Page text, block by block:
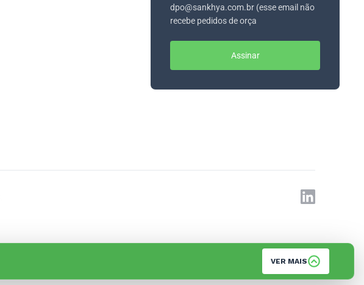
dpo@sankhya.com.br (esse email não
recebe pedidos de orça
Assinar
VER MAIS